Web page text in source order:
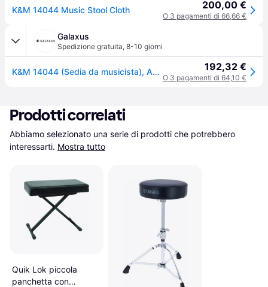
K&M 14044 Music Stool Cloth 200,00 €
O 3 pagamenti di 66,66 €
Galaxus
Spedizione gratuita, 8-10 giorni
K&M 14044 (Sedia da musicista), Accessori per strumenti, Nero 192,32 €
O 3 pagamenti di 64,10 €
Prodotti correlati
Abbiamo selezionato una serie di prodotti che potrebbero
interessarti. Mostra tutto
Quik Lok piccola
panchetta con